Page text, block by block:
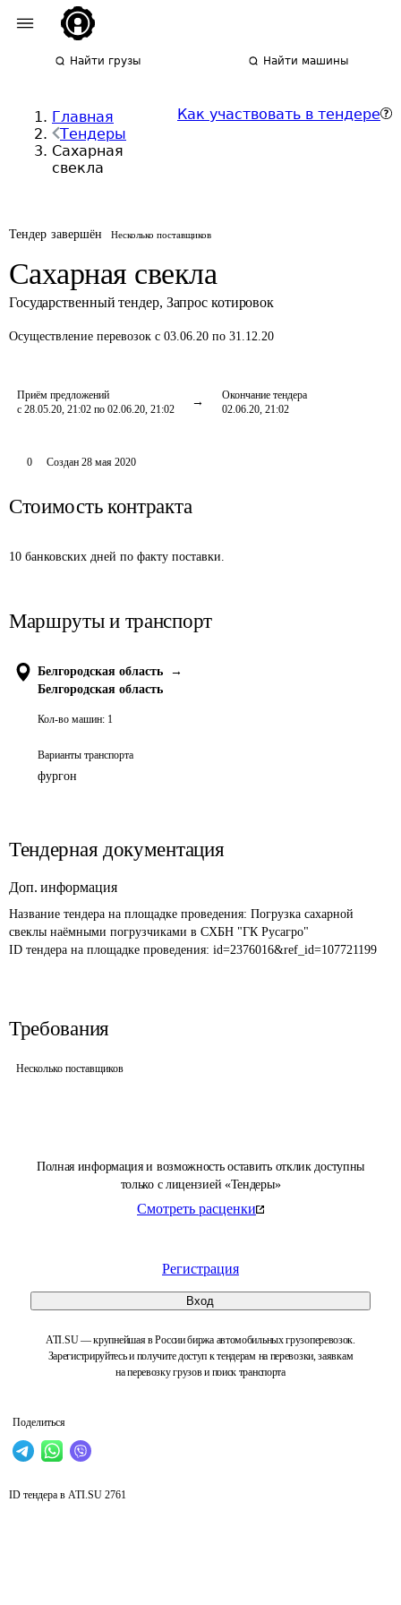
Найти грузы Найти машины
Главная
Тендеры
Сахарная
свекла
Как участвовать в тендере
Тендер завершён Несколько поставщиков
Сахарная свекла
Государственный тендер, Запрос котировок
Осуществление перевозок с 03.06.20 по 31.12.20
Приём предложений
с 28.05.20, 21:02 по 02.06.20, 21:02
Окончание тендера
02.06.20, 21:02
Полная информация и возможность оставить отклик доступны
только с лицензией «Тендеры»
Смотреть расценки
Регистрация
Вход
ATI.SU — крупнейшая в России биржа автомобильных грузоперевозок.
Зарегистрируйтесь и получите доступ к тендерам на перевозки, заявкам
на перевозку грузов и поиск транспорта
Поделиться
0 Создан 28 мая 2020
Стоимость контракта
10 банковских дней по факту поставки.
Маршруты и транспорт
Белгородская область
→
Белгородская область
Кол-во машин: 1
Варианты транспорта
фургон
Тендерная документация
Доп. информация
Название тендера на площадке проведения: Погрузка сахарной
свеклы наёмными погрузчиками в СХБН "ГК Русагро"
ID тендера на площадке проведения: id=2376016&ref_id=107721199
Требования
Несколько поставщиков
ID тендера в ATI.SU 2761